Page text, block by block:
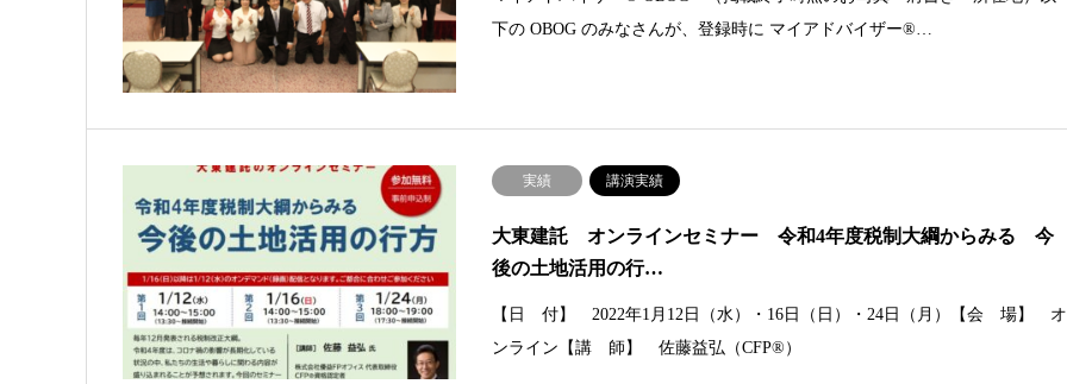
下の OBOG のみなさんが、登録時に マイアドバイザー®…
実績 講演実績
大東建託 オンラインセミナー 令和4年度税制大綱からみる 今
後の土地活用の行…
【日 付】 2022年1月12日（水）・16日（日）・24日（月）【会 場】 オ
ンライン【講 師】 佐藤益弘（CFP®）